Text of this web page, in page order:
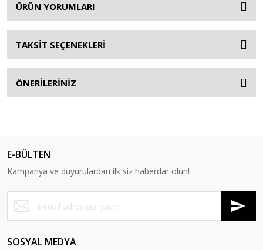
ÜRÜN YORUMLARI
TAKSİT SEÇENEKLERİ
ÖNERİLERİNİZ
E-BÜLTEN
Kampanya ve duyurulardan ilk siz haberdar olun!
SOSYAL MEDYA